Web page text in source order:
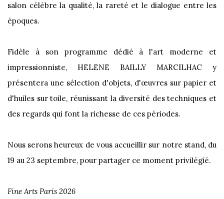
salon célèbre la qualité, la rareté et le dialogue entre les
époques.
Fidèle à son programme dédié à l'art moderne et
impressionniste, HELENE BAILLY MARCILHAC y
présentera une sélection d'objets, d'œuvres sur papier et
d'huiles sur toile, réunissant la diversité des techniques et
des regards qui font la richesse de ces périodes.
Nous serons heureux de vous accueillir sur notre stand, du
19 au 23 septembre, pour partager ce moment privilégié.
Fine Arts Paris 2026